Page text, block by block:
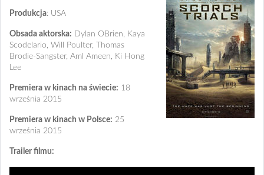
Produkcja: USA
Obsada aktorska: Dylan OBrien, Kaya
Scodelario, Will Poulter, Thomas
Brodie-Sangster, Aml Ameen, Ki Hong
Lee
Premiera w kinach na świecie: 18
września 2015
Premiera w kinach w Polsce: 25
września 2015
Trailer filmu: